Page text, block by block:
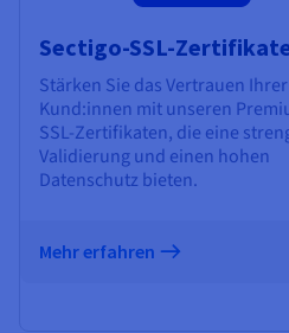
Sectigo-SSL-
Stärken Sie das Vertrauen Ihrer
Kund:innen mit unseren
SSL-Zertifikaten, die eine
Validierung und einen hohen
Datenschutz bieten.
Mehr erfahren